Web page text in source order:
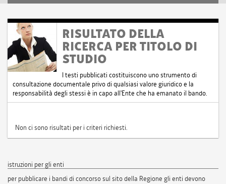
RISULTATO DELLA
RICERCA PER TITOLO DI
STUDIO
I testi pubblicati costituiscono uno strumento di
consultazione documentale privo di qualsiasi valore giuridico e la
responsabilità degli stessi è in capo all'Ente che ha emanato il bando.
Non ci sono risultati per i criteri richiesti.
istruzioni per gli enti
per pubblicare i bandi di concorso sul sito della Regione gli enti devono